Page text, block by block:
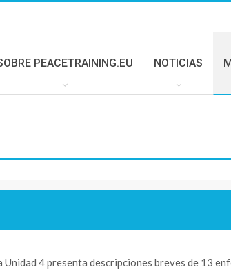
PEACETRAINING.EU NOTICIAS
Unidad 4 presenta descripciones breves de 13